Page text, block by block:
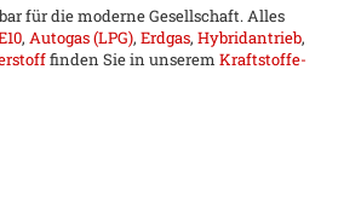
für die moderne Gesellschaft. Alles
, Autogas (LPG), Erdgas, Hybridantrieb,
finden Sie in unserem Kraftstoffe-